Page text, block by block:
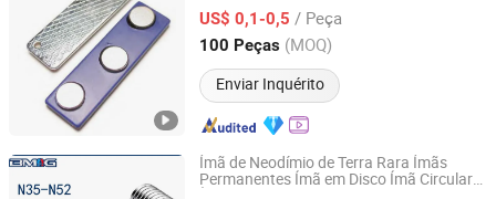
US$ 0,1-0,5 / Peça
100 Peças (MOQ)
Enviar Inquérito
Zhejiang, China Desde 2017
Ímã de Neodímio de Terra Rara Ímãs
Permanentes Ímã em Disco Ímã Circular
Ningbo Bestway Magnet Co., Ltd.